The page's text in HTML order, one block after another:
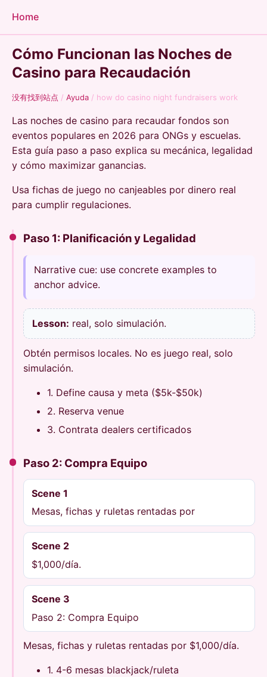
Home
Cómo Funcionan las Noches de
Casino para Recaudación
没有找到站点 / Ayuda / how do casino night fundraisers work
Las noches de casino para recaudar fondos son
eventos populares en 2026 para ONGs y escuelas.
Esta guía paso a paso explica su mecánica, legalidad
y cómo maximizar ganancias.
Usa fichas de juego no canjeables por dinero real
para cumplir regulaciones.
Paso 1: Planificación y Legalidad
Narrative cue: use concrete examples to
anchor advice.
Lesson: real, solo simulación.
Obtén permisos locales. No es juego real, solo
simulación.
1. Define causa y meta ($5k-$50k)
2. Reserva venue
3. Contrata dealers certificados
Paso 2: Compra Equipo
Scene 1
Mesas, fichas y ruletas rentadas por
Scene 2
$1,000/día.
Scene 3
Paso 2: Compra Equipo
Mesas, fichas y ruletas rentadas por $1,000/día.
1. 4-6 mesas blackjack/ruleta